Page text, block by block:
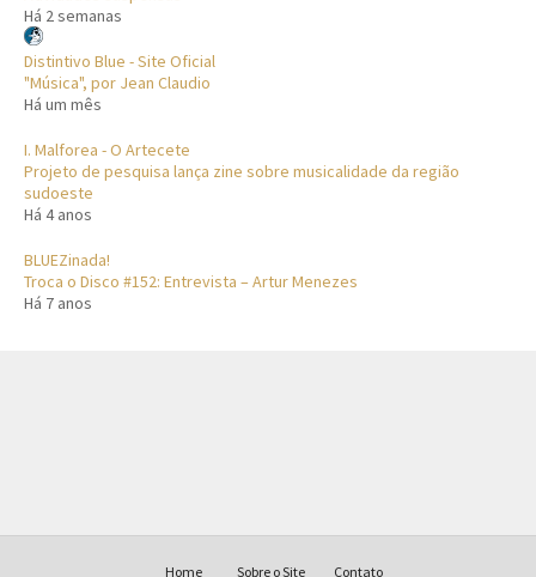
Há 2 semanas
Distintivo Blue - Site Oficial
"Música", por Jean Claudio
Há um mês
I. Malforea - O Artecete
Projeto de pesquisa lança zine sobre musicalidade da região
sudoeste
Há 4 anos
BLUEZinada!
Troca o Disco #152: Entrevista – Artur Menezes
Há 7 anos
Home Sobre o Site Contato